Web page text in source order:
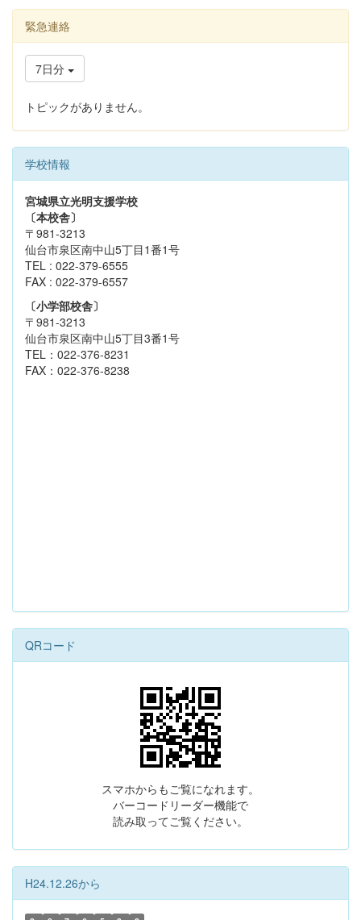
緊急連絡
7日分
トピックがありません。
学校情報
宮城県立光明支援学校
〔本校舎〕
〒981-3213
仙台市泉区南中山5丁目1番1号
TEL : 022-379-6555
FAX : 022-379-6557
〔小学部校舎〕
〒981-3213
仙台市泉区南中山5丁目3番1号
TEL：022-376-8231
FAX：022-376-8238
QRコード
スマホからもご覧になれます。
バーコードリーダー機能で
読み取ってご覧ください。
H24.12.26から